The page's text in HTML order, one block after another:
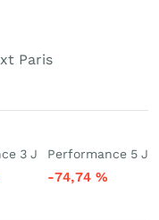
Paris
3 J Performance 5 J
-74,74 %